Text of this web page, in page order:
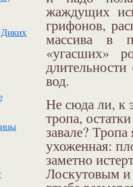
жаждущих
грифонов,
массива в
«угасших»
вод.
Не сюда ли, к
тропа,
завале?
ухоженная:
заметно
Лоскутовым